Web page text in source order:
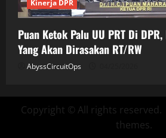
Kinerja DPR
Puan Ketok Palu UU PRT Di
Yang Akan Dirasakan RT/RW
AbyssCircuitOps
Copyright © All rights reserved.
themes.